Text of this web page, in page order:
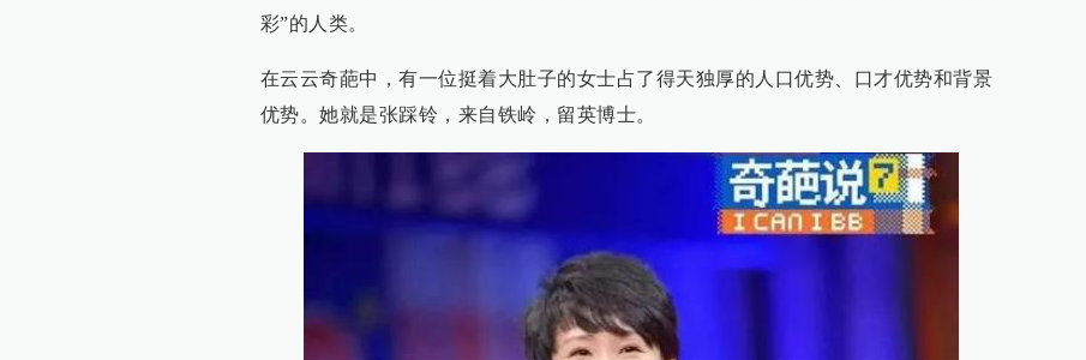
彩”的人类。
在云云奇葩中，有一位挺着大肚子的女士占了得天独厚的人口优势、口才优势和背景
优势。她就是张踩铃，来自铁岭，留英博士。